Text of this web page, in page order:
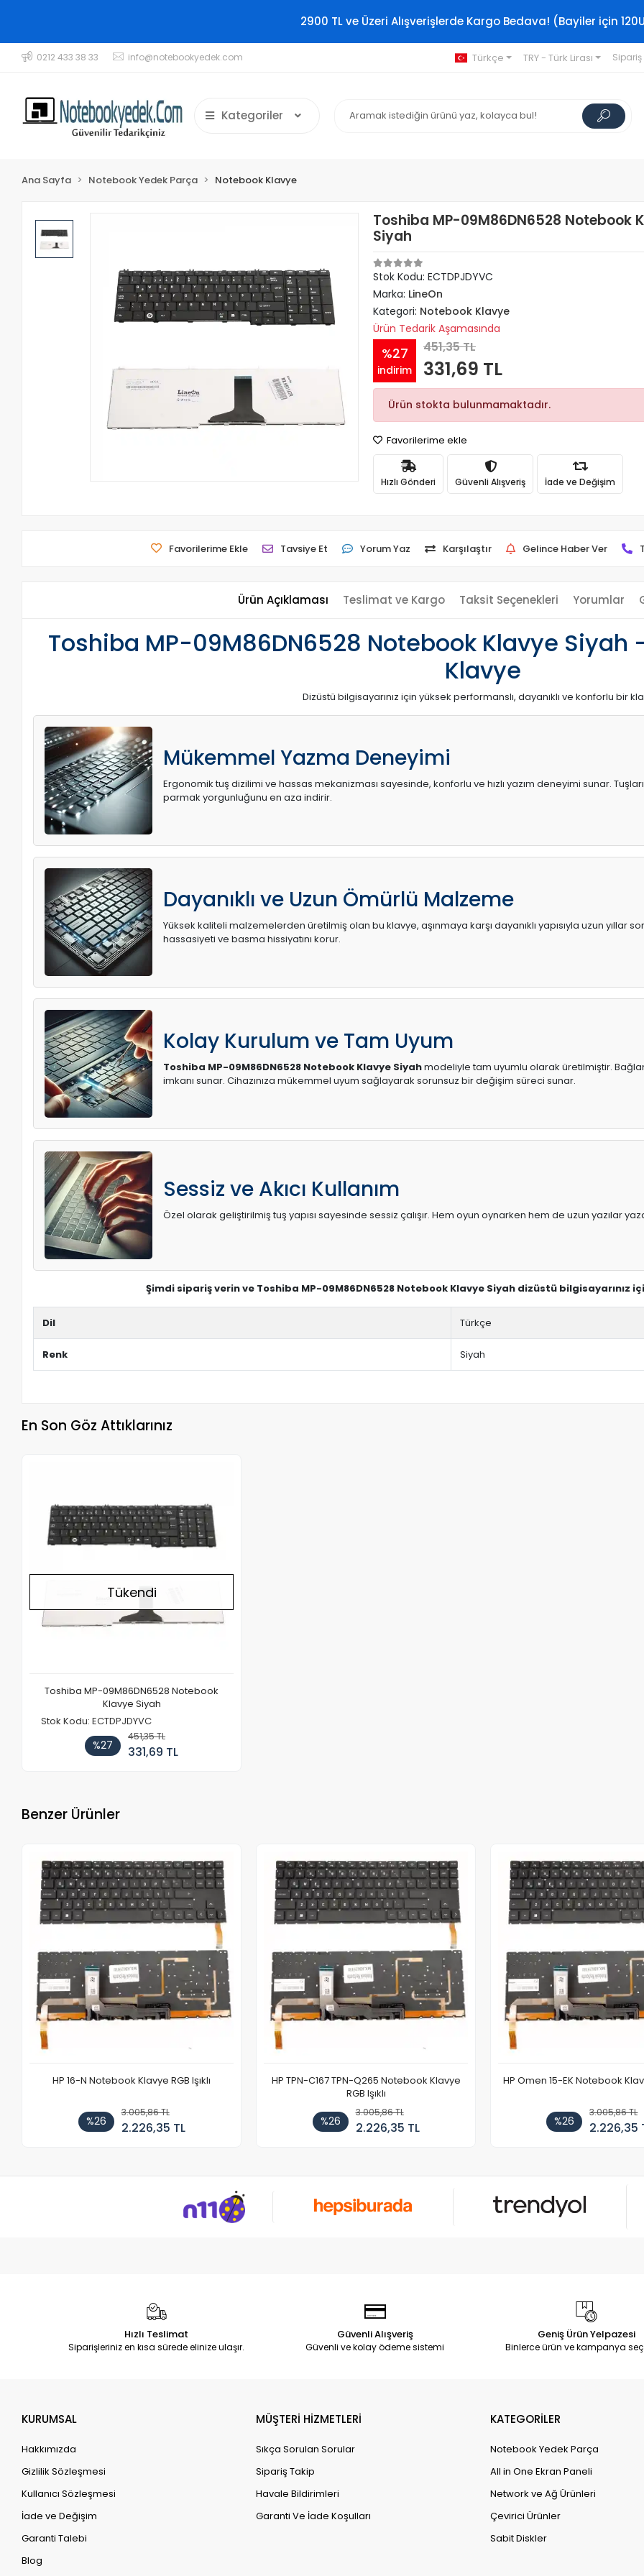
2900 TL ve Üzeri Alışverişlerde Kargo Bedava! (Bayiler için
0212 433 38 33 info@notebookyedek.com Türkçe TRY - Türk Lirası
Kategoriler
Ana Sayfa Notebook Yedek Parça Notebook Klavye
Toshiba MP-09M86DN6528 Notebook
Siyah
Stok Kodu: ECTDPJDYVC
Marka: LineOn
Kategori: Notebook Klavye
Ürün Tedarik Aşamasında
%27
indirim
451,35 TL
331,69 TL
Ürün stokta bulunmamaktadır.
Favorilerime ekle
Hızlı Gönderi Güvenli Alışveriş İade ve Değişim
Favorilerime Ekle Tavsiye Et Yorum Yaz Karşılaştır Gelince Haber Ver
Ürün Açıklaması Teslimat ve Kargo Taksit Seçenekleri Yorumlar
Toshiba MP-09M86DN6528 Notebook Klavye Siyah
Klavye
Dizüstü bilgisayarınız için yüksek performanslı, dayanıklı ve konforlu bir
Mükemmel Yazma Deneyimi
Ergonomik tuş dizilimi ve hassas mekanizması sayesinde, konforlu ve hızlı yazım deneyimi sunar.
parmak yorgunluğunu en aza indirir.
Dayanıklı ve Uzun Ömürlü Malzeme
Yüksek kaliteli malzemelerden üretilmiş olan bu klavye, aşınmaya karşı dayanıklı yapısıyla uzun yıllar
hassasiyeti ve basma hissiyatını korur.
Kolay Kurulum ve Tam Uyum
Toshiba MP-09M86DN6528 Notebook Klavye Siyahmodeliyle tam uyumlu olarak üretilmiştir.
imkanı sunar. Cihazınıza mükemmel uyum sağlayarak sorunsuz bir değişim süreci sunar.
Sessiz ve Akıcı Kullanım
Özel olarak geliştirilmiş tuş yapısı sayesinde sessiz çalışır. Hem oyun oynarken hem de uzun yazılar
Şimdi sipariş verin ve Toshiba MP-09M86DN6528 Notebook Klavye Siyah dizüstü bilgisayarınız
Dil Türkçe
Renk Siyah
En Son Göz Attıklarınız
Tükendi
Toshiba MP-09M86DN6528 Notebook
Klavye Siyah
Stok Kodu: ECTDPJDYVC
%27
451,35 TL
331,69 TL
Benzer Ürünler
HP 16-N Notebook Klavye RGB Işıklı
%26
3.005,86 TL
2.226,35 TL
HP TPN-C167 TPN-Q265 Notebook Klavye
RGB Işıklı
%26
3.005,86 TL
2.226,35 TL
HP Omen 15-EK Notebook
%26
3.005,86 TL
2.226,35
Hızlı Teslimat
Siparişleriniz en kısa sürede elinize ulaşır.
Güvenli Alışveriş
Güvenli ve kolay ödeme sistemi
Geniş Ürün Yelpazesi
Binlerce ürün ve kampanya
KURUMSAL
Hakkımızda
Gizlilik Sözleşmesi
Kullanıcı Sözleşmesi
İade ve Değişim
Garanti Talebi
Blog
MÜŞTERİ HİZMETLERİ
Sıkça Sorulan Sorular
Sipariş Takip
Havale Bildirimleri
Garanti Ve İade Koşulları
KATEGORİLER
Notebook Yedek Parça
All in One Ekran Paneli
Network ve Ağ Ürünleri
Çevirici Ürünler
Sabit Diskler